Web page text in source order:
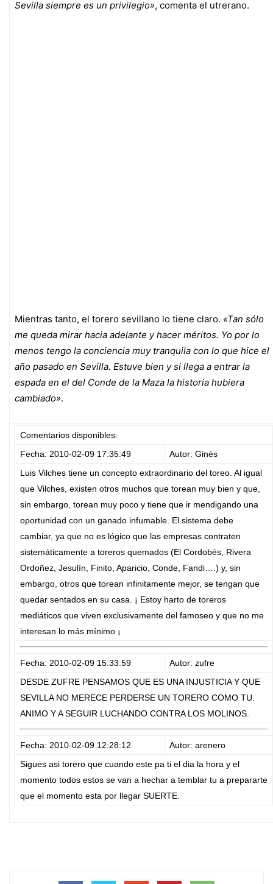
Sevilla siempre es un privilegio», comenta el utrerano.
Mientras tanto, el torero sevillano lo tiene claro. «Tan sólo
me queda mirar hacia adelante y hacer méritos. Yo por lo
menos tengo la conciencia muy tranquila con lo que hice el
año pasado en Sevilla. Estuve bien y si llega a entrar la
espada en el del Conde de la Maza la historia hubiera
cambiado».
Comentarios disponibles:
Fecha: 2010-02-09 17:35:49
Autor: Ginés
Luis Vilches tiene un concepto extraordinario del toreo. Al igual
que Vilches, existen otros muchos que torean muy bien y que,
sin embargo, torean muy poco y tiene que ir mendigando una
oportunidad con un ganado infumable. El sistema debe
cambiar, ya que no es lógico que las empresas contraten
sistemáticamente a toreros quemados (El Cordobés, Rivera
Ordoñez, Jesulín, Finito, Aparicio, Conde, Fandi….) y, sin
embargo, otros que torean infinitamente mejor, se tengan que
quedar sentados en su casa. ¡ Estoy harto de toreros
mediáticos que viven exclusivamente del famoseo y que no me
interesan lo más mínimo ¡
Fecha: 2010-02-09 15:33:59
Autor: zufre
DESDE ZUFRE PENSAMOS QUE ES UNA INJUSTICIA Y QUE
SEVILLA NO MERECE PERDERSE UN TORERO COMO TU.
ANIMO Y A SEGUIR LUCHANDO CONTRA LOS MOLINOS.
Fecha: 2010-02-09 12:28:12
Autor: arenero
Sigues asi torero que cuando este pa ti el dia la hora y el
momento todos estos se van a hechar a temblar tu a prepararte
que el momento esta por llegar SUERTE.